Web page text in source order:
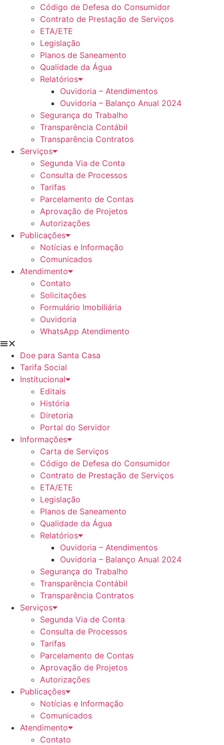
Código de Defesa do Consumidor
Contrato de Prestação de Serviços
ETA/ETE
Legislação
Planos de Saneamento
Qualidade da Água
Relatórios
Ouvidoria – Atendimentos
Ouvidoria – Balanço Anual 2024
Segurança do Trabalho
Transparência Contábil
Transparência Contratos
Serviços
Segunda Via de Conta
Consulta de Processos
Tarifas
Parcelamento de Contas
Aprovação de Projetos
Autorizações
Publicações
Notícias e Informação
Comunicados
Atendimento
Contato
Solicitações
Formulário Imobiliária
Ouvidoria
WhatsApp Atendimento
Doe para Santa Casa
Tarifa Social
Institucional
Editais
História
Diretoria
Portal do Servidor
Informações
Carta de Serviços
Código de Defesa do Consumidor
Contrato de Prestação de Serviços
ETA/ETE
Legislação
Planos de Saneamento
Qualidade da Água
Relatórios
Ouvidoria – Atendimentos
Ouvidoria – Balanço Anual 2024
Segurança do Trabalho
Transparência Contábil
Transparência Contratos
Serviços
Segunda Via de Conta
Consulta de Processos
Tarifas
Parcelamento de Contas
Aprovação de Projetos
Autorizações
Publicações
Notícias e Informação
Comunicados
Atendimento
Contato